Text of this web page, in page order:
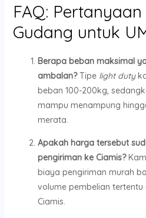
FAQ:
Gudang untuk
Berapa beban maksimal
ambalan?Tipe light duty
beban 100-200kg,
mampu menampung
merata.
Apakah harga tersebut
pengiriman ke Ciamis?
biaya pengiriman murah
volume pembelian
Ciamis.